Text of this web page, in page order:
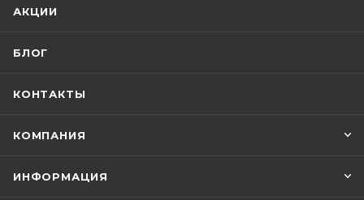
АКЦИИ
БЛОГ
КОНТАКТЫ
КОМПАНИЯ
ИНФОРМАЦИЯ